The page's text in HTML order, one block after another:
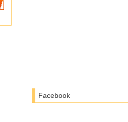
Facebook